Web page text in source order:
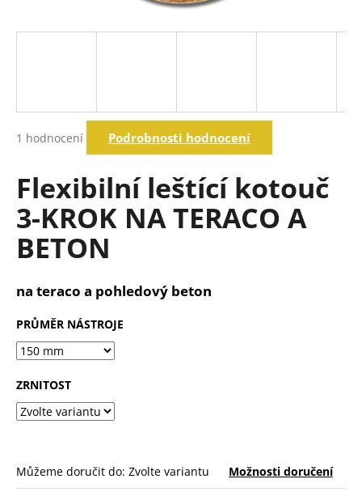
hodnocení
5,0
5
hvězdiček.
1 hodnocení Podrobnosti hodnocení
Flexibilní leštící kotouč
3-KROK NA TERACO A
BETON
na teraco a pohledový beton
PRŮMĚR NÁSTROJE
ZRNITOST
Můžeme doručit do: Zvolte variantu Možnosti doručení
j
D
o
p
r
č
u
e
m
e